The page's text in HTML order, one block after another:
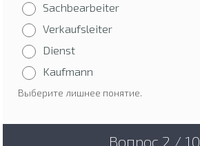
Sachbearbeiter
Verkaufsleiter
Dienst
Kaufmann
Выберите лишнее понятие.
Вопрос 2 / 10